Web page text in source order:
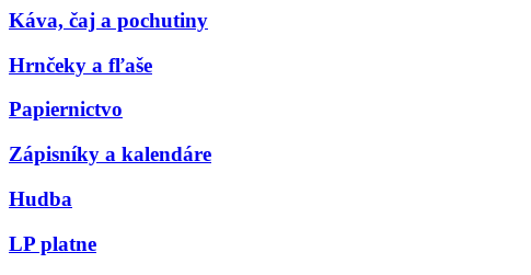
Káva, čaj a pochutiny
Hrnčeky a fľaše
Papiernictvo
Zápisníky a kalendáre
Hudba
LP platne